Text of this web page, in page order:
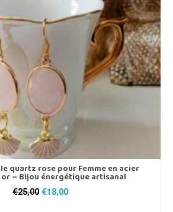
quartz rose pour Femme en acier
– Bijou énergétique artisanal
€25,00 Le
€18,00Le